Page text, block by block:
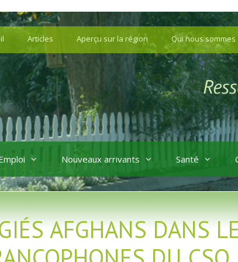
Articles Aperçu sur la région Qui nous sommes
Nouveaux arrivants Santé
AFGHANS DANS